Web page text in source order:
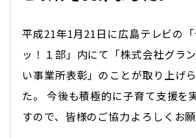
平成21年1月21日に広島テレビの
ッ！１部」内にて「株式会社グラ
い事業所表彰」のことが取り上げ
た。 今後も積極的に子育て支援を
すので、皆様のご協力よろしくお願